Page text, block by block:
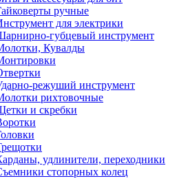
ручные
для электрики
губцевый инструмент
Кувалды
режуший инструмент
рихтовочные
и скребки
удлинители, переходники
стопорных колец